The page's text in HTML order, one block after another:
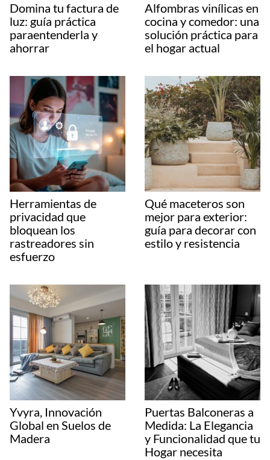
Domina tu factura de
luz: guía práctica
paraentenderla y
ahorrar
Alfombras vinílicas en
cocina y comedor: una
solución práctica para
el hogar actual
Herramientas de
privacidad que
bloquean los
rastreadores sin
esfuerzo
Qué maceteros son
mejor para exterior:
guía para decorar con
estilo y resistencia
Yvyra, Innovación
Global en Suelos de
Madera
Puertas Balconeras a
Medida: La Elegancia
y Funcionalidad que tu
Hogar necesita